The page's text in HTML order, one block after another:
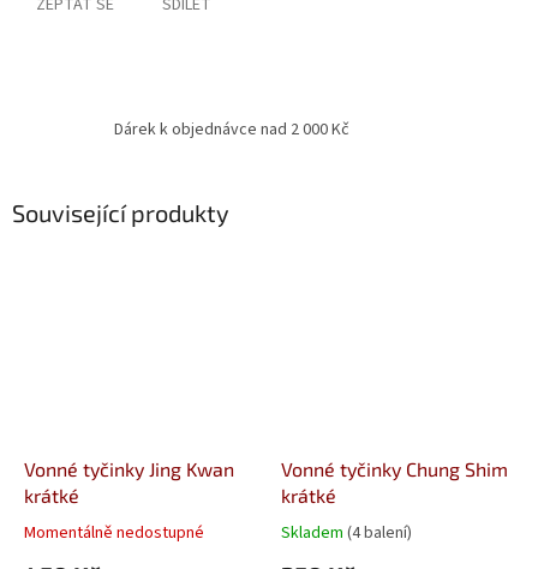
ZEPTAT SE SDÍLET
Dárek k objednávce nad 2 000 Kč
Související produkty
Vonné tyčinky Jing Kwan
krátké
Průměrné
Momentálně nedostupné
Vonné tyčinky Chung Shim
krátké
Průměrné
Skladem (4 balení)